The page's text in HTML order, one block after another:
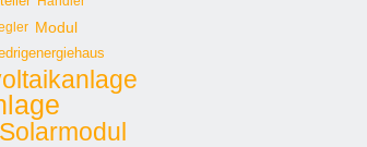
Modul
Solarmodul